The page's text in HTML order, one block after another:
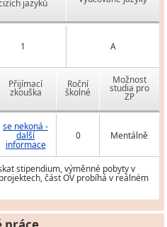
jazyků
1 A
Přijímací
zkouška
Roční
školné
Možnost
studia pro
ZP
se nekoná -
další
informace
0 Mentálně
stipendium, výměnné pobyty v
část OV probíhá v reálném